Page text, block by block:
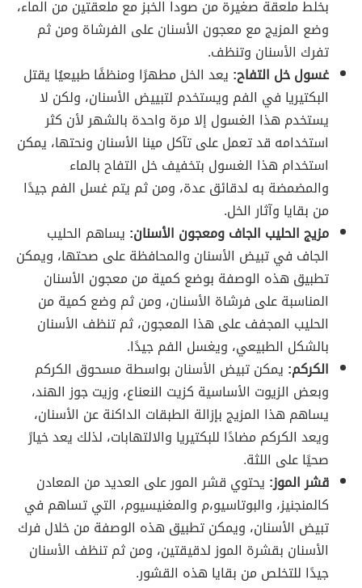
بخلط ملعقة صغيرة من صودا الخبز مع ملعقتين من الماء،
وضع المزيج مع معجون الأسنان على الفرشاة ومن ثم
تفرك الأسنان وتنظف.
غسول خل التفاح: يعد الخل مطهرًا ومنظفًا طبيعيُا يقتل
البكتيريا في الفم ويستخدم لتبييض الأسنان، ولكن لا
يستخدم هذا الغسول إلا مرة واحدة بالشهر لأن كثر
استخدامه قد تعمل على تآكل مينا الأسنان ونحتها، يمكن
استخدام هذا الغسول بتخفيف خل التفاح بالماء
والمضمضة به لدقائق عدة، ومن ثم يتم غسل الفم جيدًا
من بقايا وآثار الخل.
مزيج الحليب الجاف ومعجون الأسنان: يساهم الحليب
الجاف في تبيض الأسنان والمحافظة على صحتها، ويمكن
تطبيق هذه الوصفة بوضع كمية من معجون الأسنان
المناسبة على فرشاة الأسنان، ومن ثم وضع كمية من
الحليب المجفف على هذا المعجون، ثم تنظف الأسنان
بالشكل الطبيعي، ويغسل الفم جيدًا.
الكركم: يمكن تبيض الأسنان بواسطة مسحوق الكركم
وبعض الزيوت الأساسية كزيت النعناع، وزيت جوز الهند،
يساهم هذا المزيج بإزالة الطبقات الداكنة عن الأسنان،
ويعد الكركم مضادًا للبكتيريا والالتهابات، لذلك يعد خيارً
صحيًا على اللثة.
قشر الموز: يحتوي قشر المور على العديد من المعادن
كالمنجنيز، والبوتاسيو،م والمغنيسيوم، التي تساهم في
تبيض الأسنان، ويمكن تطبيق هذه الوصفة من خلال فرك
الأسنان بقشرة الموز لدقيقتين، ومن ثم تنظف الأسنان
جيدًا للتخلص من بقايا هذه القشور.